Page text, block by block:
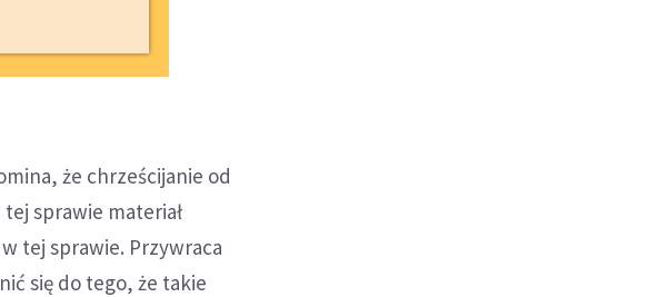
że chrześcijanie od
sprawie materiał
tej sprawie. Przywraca
się do tego, że takie